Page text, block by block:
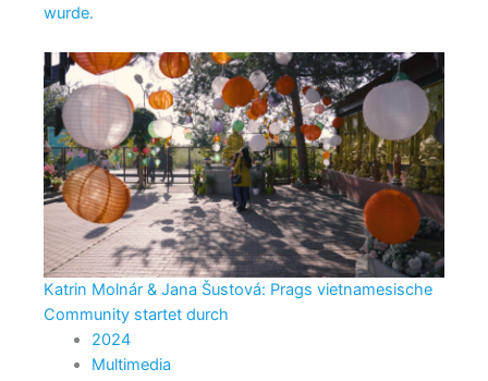
wurde.
Katrin Molnár & Jana Šustová: Prags vietnamesische
Community startet durch
2024
Multimedia